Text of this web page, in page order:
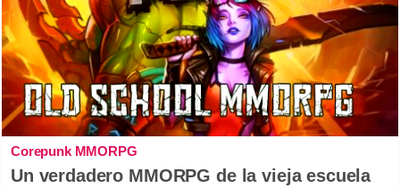
Corepunk MMORPG
Un verdadero MMORPG de la vieja escuela